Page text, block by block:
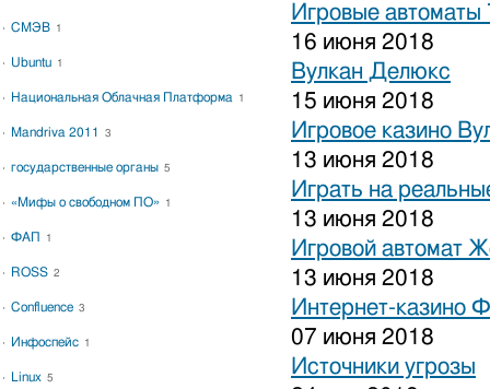
Игровые автоматы
16 июня 2018
Вулкан Делюкс
15 июня 2018
Игровое казино
13 июня 2018
Играть на
13 июня 2018
Игровой автомат
13 июня 2018
Интернет-казино
07 июня 2018
Источники угрозы
СМЭВ 1
Ubuntu 1
Национальная Облачная Платформа 1
Mandriva 2011 3
государственные органы 5
«Мифы о свободном ПО» 1
ФАП 1
ROSS 2
Confluence 3
Инфоспейс 1
Linux 5